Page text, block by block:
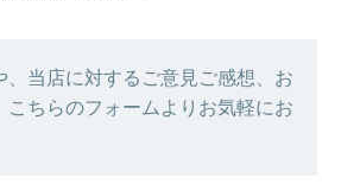
、当店に対するご意見ご感想、お
こちらのフォームよりお気軽にお